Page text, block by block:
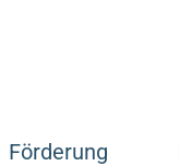
Förderung